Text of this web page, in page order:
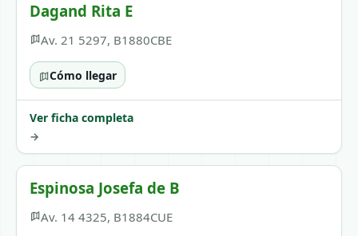
Dagand Rita E
Av. 21 5297, B1880CBE
Cómo llegar
Ver ficha completa
→
Espinosa Josefa de B
Av. 14 4325, B1884CUE